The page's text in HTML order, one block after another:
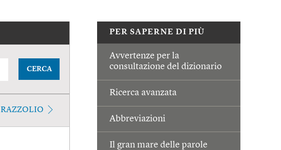
PER SAPERNE DI PIÙ
Avvertenze per la
consultazione del dizionario
Ricerca avanzata
Abbreviazioni
Il gran mare delle parole
CERCA
RAZZOLIO